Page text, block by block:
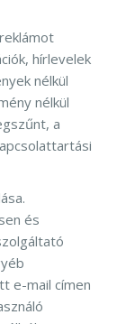
hírlevelek
nélkül
nélkül
a
és
e-mail címen